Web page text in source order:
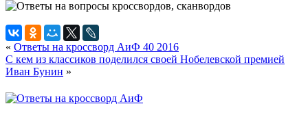
« Ответы на кроссворд АиФ 40 2016
С кем из классиков поделился своей Нобелевской премией
Иван Бунин »